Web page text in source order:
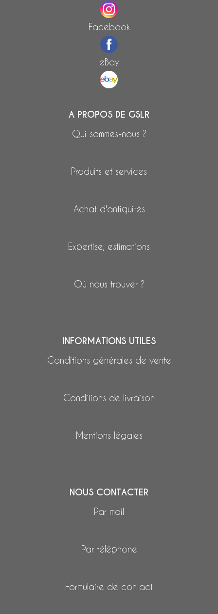
Facebook
eBay
A PROPOS DE GSLR
Qui sommes-nous ?
Produits et services
Achat d'antiquités
Expertise, estimations
Où nous trouver ?
INFORMATIONS UTILES
Conditions générales de vente
Conditions de livraison
Mentions légales
NOUS CONTACTER
Par mail
Par téléphone
Formulaire de contact